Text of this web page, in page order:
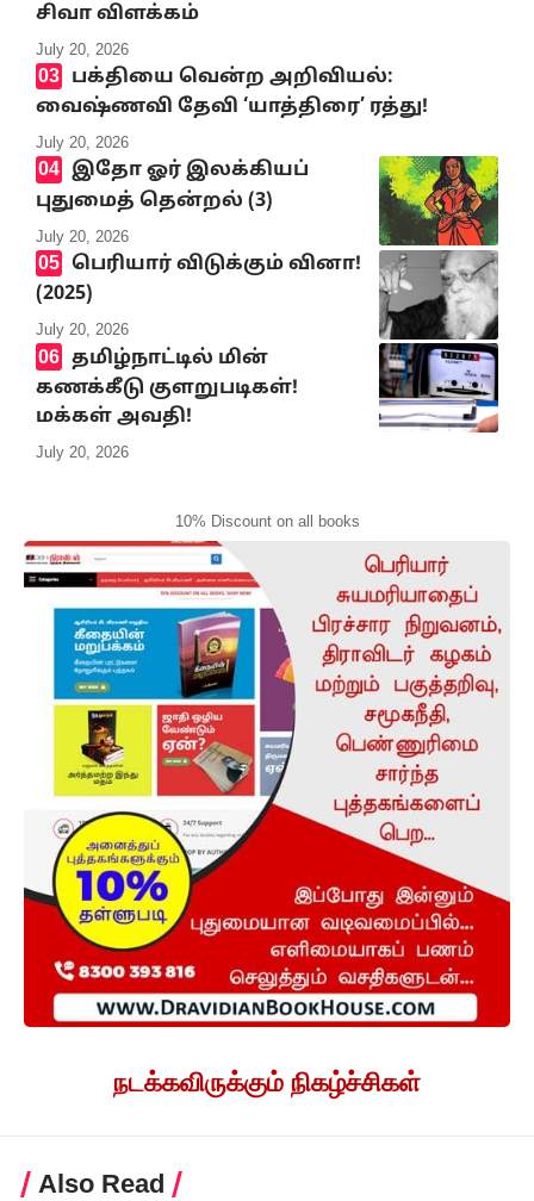
சிவா விளக்கம்
July 20, 2026
பக்தியை வென்ற அறிவியல்:
வைஷ்ணவி தேவி ‘யாத்திரை’ ரத்து!
July 20, 2026
இதோ ஓர் இலக்கியப்
புதுமைத் தென்றல் (3)
July 20, 2026
பெரியார் விடுக்கும் வினா!
(2025)
July 20, 2026
தமிழ்நாட்டில் மின்
கணக்கீடு குளறுபடிகள்!
மக்கள் அவதி!
July 20, 2026
10% Discount on all books
நடக்கவிருக்கும் நிகழ்ச்சிகள்
Also Read